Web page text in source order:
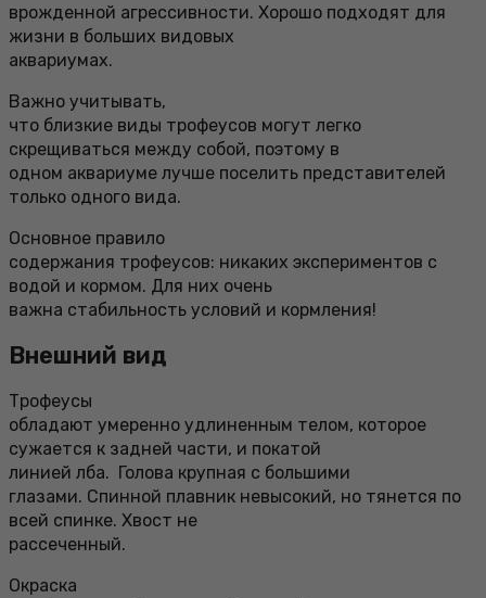
врожденной агрессивности. Хорошо подходят для
жизни в больших видовых
аквариумах.
Важно учитывать,
что близкие виды трофеусов могут легко
скрещиваться между собой, поэтому в
одном аквариуме лучше поселить представителей
только одного вида.
Основное правило
содержания трофеусов: никаких экспериментов с
водой и кормом. Для них очень
важна стабильность условий и кормления!
Внешний вид
Трофеусы
обладают умеренно удлиненным телом, которое
сужается к задней части, и покатой
линией лба. Голова крупная с большими
глазами. Спинной плавник невысокий, но тянется по
всей спинке. Хвост не
рассеченный.
Окраска